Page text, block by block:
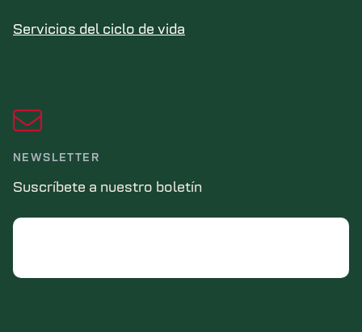
Servicios del ciclo de vida
NEWSLETTER
Suscríbete a nuestro boletín
Email